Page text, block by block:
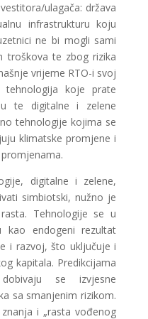
ulagača: država
infrastrukturu koju
ne bi mogli sami
troškova te zbog rizika
vrijeme RTO-i svoj
koje prate
te digitalne i zelene
tehnologije kojima se
klimatske promjene i
digitalne i zelene,
simbiotski, nužno je
Tehnologije se u
kao endogeni rezultat
i razvoj, što uključuje i
kapitala. Predikcijama
se izvjesne
sa smanjenim rizikom.
i „rasta vođenog